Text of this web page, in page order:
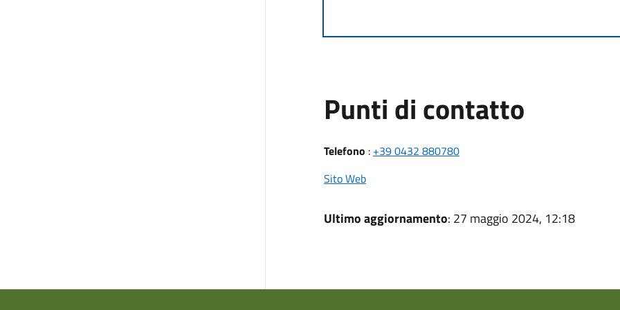
Punti di contatto
Telefono : +39 0432 880780
Sito Web
Ultimo aggiornamento: 27 maggio 2024, 12:18